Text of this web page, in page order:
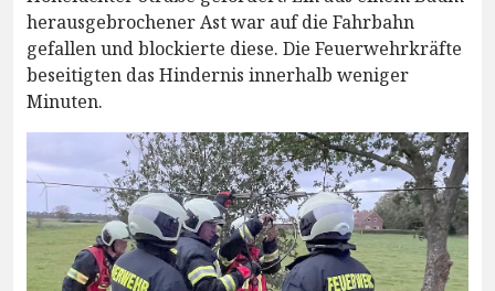
herausgebrochener Ast war auf die Fahrbahn
gefallen und blockierte diese. Die Feuerwehrkräfte
beseitigten das Hindernis innerhalb weniger
Minuten.